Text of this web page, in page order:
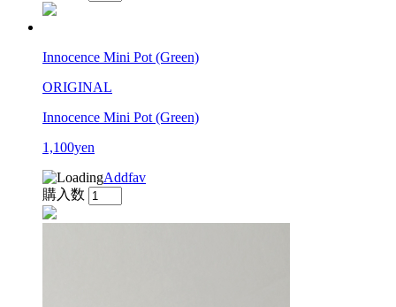
Innocence Mini Pot (Green)
ORIGINAL
Innocence Mini Pot (Green)
1,100yen
Addfav
購入数